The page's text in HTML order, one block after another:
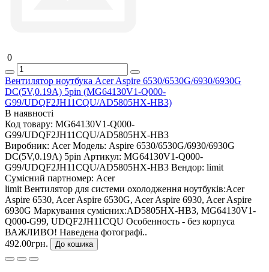
0
Вентилятор ноутбука Acer Aspire 6530/6530G/6930/6930G
DC(5V,0.19A) 5pin (MG64130V1-Q000-
G99/UDQF2JH11CQU/AD5805HX-HB3)
В наявності
Код товару: MG64130V1-Q000-
G99/UDQF2JH11CQU/AD5805HX-HB3
Виробник: Acer Модель: Aspire 6530/6530G/6930/6930G
DC(5V,0.19A) 5pin Артикул: MG64130V1-Q000-
G99/UDQF2JH11CQU/AD5805HX-HB3 Вендор: limit
Сумісний партномер: Acer
limit Вентилятор для системи охолодження ноутбуків:Acer
Aspire 6530, Acer Aspire 6530G, Acer Aspire 6930, Acer Aspire
6930G Маркування сумісних:AD5805HX-HB3, MG64130V1-
Q000-G99, UDQF2JH11CQU Особенность - без корпуса
ВАЖЛИВО! Наведена фотографі..
492.00грн.
До кошика